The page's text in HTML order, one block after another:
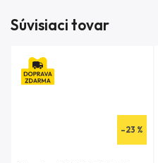
Súvisiaci tovar
–23 %